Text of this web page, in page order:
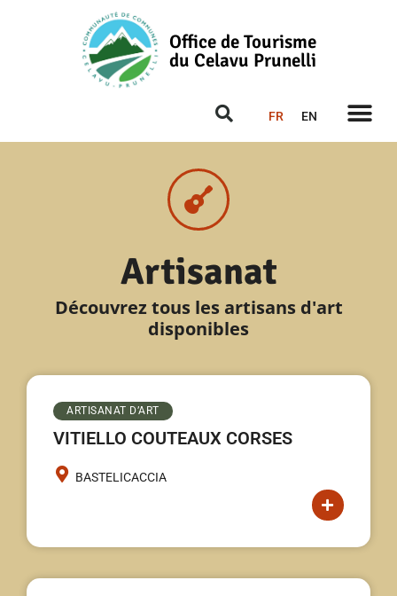
Office de Tourisme
du Celavu Prunelli
FR EN
Artisanat
Découvrez tous les artisans d'art
disponibles
ARTISANAT D’ART
VITIELLO COUTEAUX CORSES
BASTELICACCIA